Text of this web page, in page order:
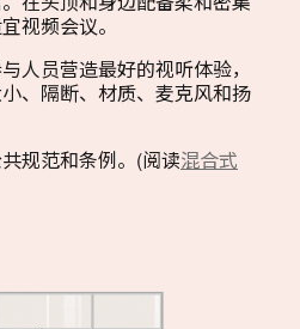
视频会议。
人员营造最好的视听体验，
、隔断、材质、麦克风和扬
规范和条例。(阅读混合式